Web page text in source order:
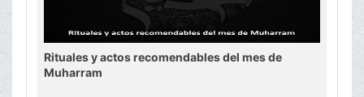
Rituales y actos recomendables del mes de
Muharram